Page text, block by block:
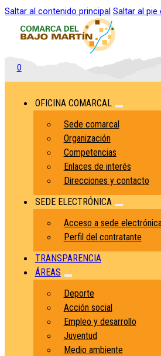
Saltar al contenido principal Saltar al pie
0
OFICINA COMARCAL
Sede comarcal
Organización
Competencias
Enlaces de interés
Direcciones y contacto
SEDE ELECTRÓNICA
Acceso a sede
Perfil del contratante
TRANSPARENCIA
ÁREAS
Deporte
Acción social
Empleo y desarrollo
Juventud
Medio ambiente